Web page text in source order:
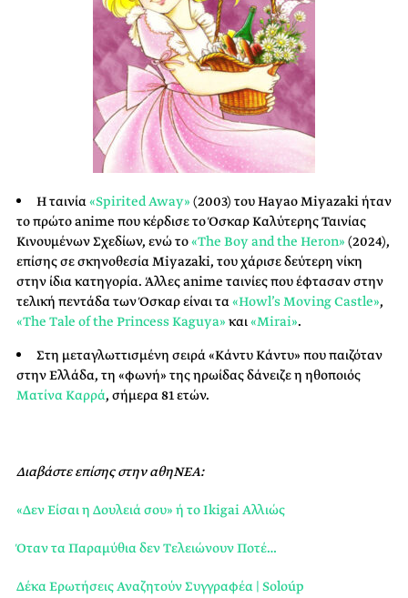
Η ταινία«Spirited Away» (2003) του Hayao Miyazaki ήταν
το πρώτο anime που κέρδισε το Όσκαρ Καλύτερης Ταινίας
Κινουμένων Σχεδίων, ενώ το«The Boy and the Heron» (2024),
επίσης σε σκηνοθεσία Miyazaki, του χάρισε δεύτερη νίκη
στην ίδια κατηγορία. Άλλες anime ταινίες που έφτασαν στην
τελική πεντάδα των Όσκαρ είναι τα«Howl’s Moving Castle»,
«The Tale of the Princess Kaguya» και«Mirai».
Στη μεταγλωττισμένη σειρά «Κάντυ Κάντυ» που παιζόταν
στην Ελλάδα, τη «φωνή» της ηρωίδας δάνειζε η ηθοποιός
Ματίνα Καρρά, σήμερα 81 ετών.
Διαβάστε επίσης στην αθηΝΕΑ:
«Δεν Είσαι η Δουλειά σου» ή το Ikigai Αλλιώς
Όταν τα Παραμύθια δεν Τελειώνουν Ποτέ…
Δέκα Ερωτήσεις Αναζητούν Συγγραφέα | Soloúp